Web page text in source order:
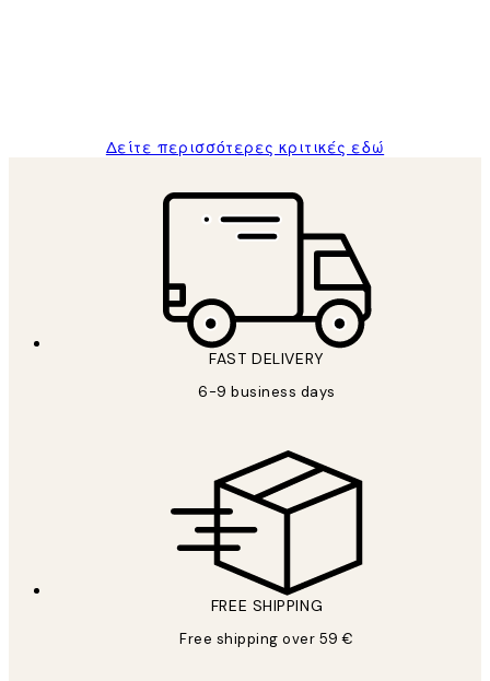
Δείτε περισσότερες κριτικές εδώ
FAST DELIVERY
6-9 business days
FREE SHIPPING
Free shipping over 59 €